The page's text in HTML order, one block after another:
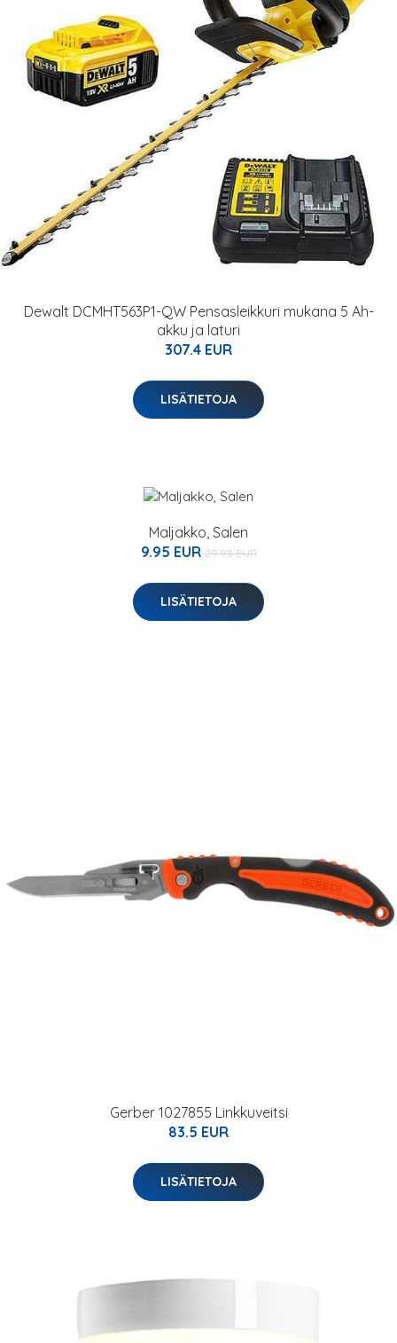
Dewalt DCMHT563P1-QW Pensasleikkuri mukana 5 Ah-
akku ja laturi
307.4 EUR
LISÄTIETOJA
Maljakko, Salen
9.95 EUR 29.95 EUR
LISÄTIETOJA
Gerber 1027855 Linkkuveitsi
83.5 EUR
LISÄTIETOJA